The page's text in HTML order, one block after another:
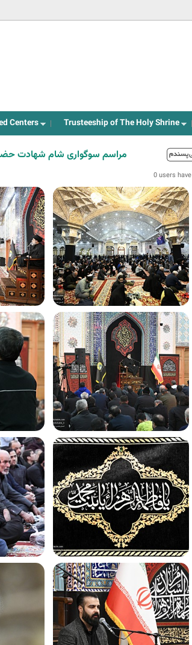
Centers Trusteeship of The Holy Shrine
0 users
مراسم سوگواری شام شهادت